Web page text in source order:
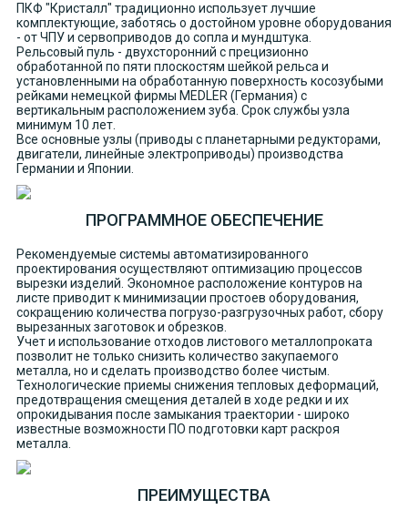
ПКФ "Кристалл" традиционно использует лучшие
комплектующие, заботясь о достойном уровне оборудования
- от ЧПУ и сервоприводов до сопла и мундштука.
Рельсовый пуль - двухсторонний с прецизионно
обработанной по пяти плоскостям шейкой рельса и
установленными на обработанную поверхность косозубыми
рейками немецкой фирмы MEDLER (Германия) с
вертикальным расположением зуба. Срок службы узла
минимум 10 лет.
Все основные узлы (приводы с планетарными редукторами,
двигатели, линейные электроприводы) производства
Германии и Японии.
ПРОГРАММНОЕ ОБЕСПЕЧЕНИЕ
Рекомендуемые системы автоматизированного
проектирования осуществляют оптимизацию процессов
вырезки изделий. Экономное расположение контуров на
листе приводит к минимизации простоев оборудования,
сокращению количества погрузо-разгрузочных работ, сбору
вырезанных заготовок и обрезков.
Учет и использование отходов листового металлопроката
позволит не только снизить количество закупаемого
металла, но и сделать производство более чистым.
Технологические приемы снижения тепловых деформаций,
предотвращения смещения деталей в ходе редки и их
опрокидывания после замыкания траектории - широко
известные возможности ПО подготовки карт раскроя
металла.
ПРЕИМУЩЕСТВА